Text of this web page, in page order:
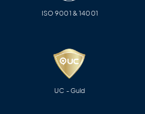
ISO 9001 & 14001
UC - Guld